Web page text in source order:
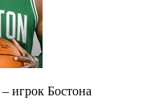
игрок Бостона